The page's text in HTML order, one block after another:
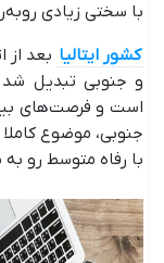
با سختی زیادی
کشور ایتالیا بعد از
و جنوبی تبدیل
است و فرصت‌های
جنوبی، موضوع
با رفاه متوسط رو به